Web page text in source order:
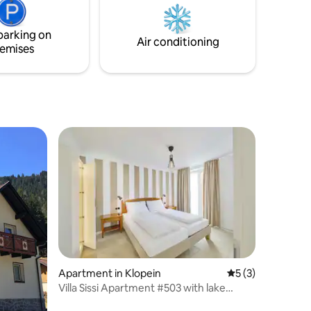
zu
Schlafzimmer im EG . Details siehe
Grundriss bei den Fotos) -
Vollausgestattete Küche + Grill - Eigener
on
Air conditioning
Apartment in Klopein 5 out of 5
5 (3)
Villa Sissi Apartment #503 with lake